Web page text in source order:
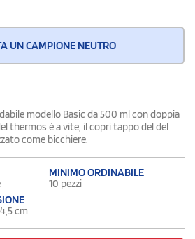
UN CAMPIONE NEUTRO
modello Basic da 500 ml con doppia
thermos è a vite, il copri tappo del del
come bicchiere.
MINIMO ORDINABILE
10 pezzi
cm